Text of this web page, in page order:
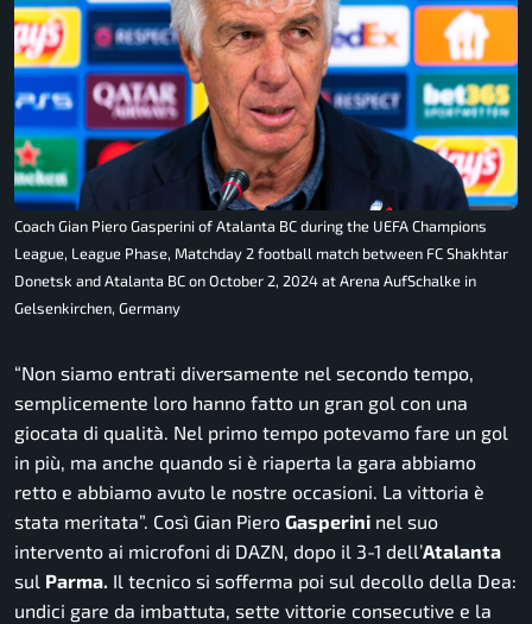
Coach Gian Piero Gasperini of Atalanta BC during the UEFA Champions
League, League Phase, Matchday 2 football match between FC Shakhtar
Donetsk and Atalanta BC on October 2, 2024 at Arena AufSchalke in
Gelsenkirchen, Germany
“Non siamo entrati diversamente nel secondo tempo,
semplicemente loro hanno fatto un gran gol con una
giocata di qualità. Nel primo tempo potevamo fare un gol
in più, ma anche quando si è riaperta la gara abbiamo
retto e abbiamo avuto le nostre occasioni. La vittoria è
stata meritata”. Così Gian Piero Gasperini nel suo
intervento ai microfoni di DAZN, dopo il 3-1 dell’Atalanta
sul Parma. Il tecnico si sofferma poi sul decollo della Dea:
undici gare da imbattuta, sette vittorie consecutive e la